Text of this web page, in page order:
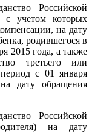
Российской
с учетом которых
на дату
родившегося в
2015 года, а также
третьего или
с 01 января
дату обращения
Российской
на дату